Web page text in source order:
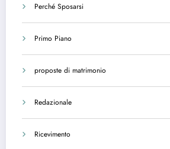
Perché Sposarsi
Primo Piano
proposte di matrimonio
Redazionale
Ricevimento